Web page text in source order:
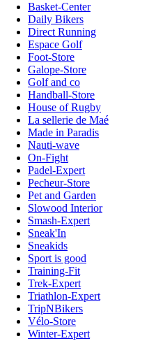
Basket-Center
Daily Bikers
Direct Running
Espace Golf
Foot-Store
Galope-Store
Golf and co
Handball-Store
House of Rugby
La sellerie de Maé
Made in Paradis
Nauti-wave
On-Fight
Padel-Expert
Pecheur-Store
Pet and Garden
Slowood Interior
Smash-Expert
Sneak'In
Sneakids
Sport is good
Training-Fit
Trek-Expert
Triathlon-Expert
TripNBikers
Vélo-Store
Winter-Expert